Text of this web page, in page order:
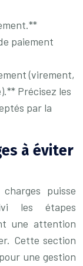
paiement
(virement,
Précisez les
par la
à éviter
puisse
les étapes
une attention
Cette section
une gestion